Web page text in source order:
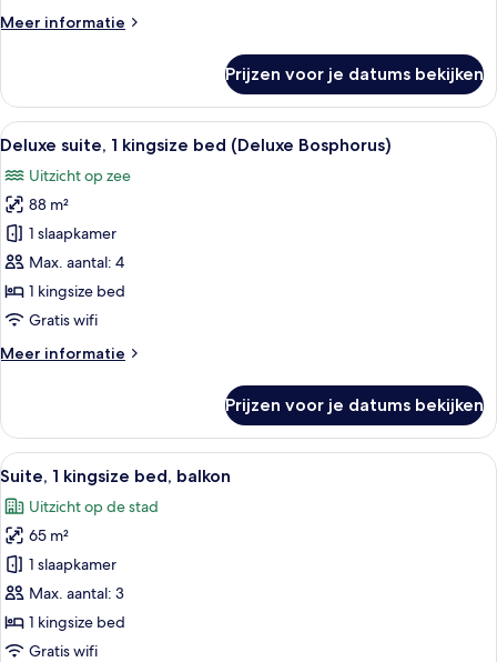
Meer informatie
Meer
kamer,
kingsize
Prijzen voor je datums bekijken
Alle
foto's
voor
Deluxe
suite,
1
kingsize
bed
Bosphorus)
Deluxe suite, 1 kingsize bed (Deluxe
12
Deluxe suite, 1 kingsize bed (Deluxe Bosphorus)
Uitzicht op zee
88 m²
1 slaapkamer
Max. aantal: 4
1 kingsize bed
Gratis wifi
Meer informatie
Meer
suite,
kingsize
(Deluxe
Bosphorus)
Prijzen voor je datums bekijken
Alle
foto's
voor
Suite,
kingsize
bed,
balkon
Suite, 1 kingsize bed, balkon |
11
Suite, 1 kingsize bed, balkon
Uitzicht op de stad
65 m²
1 slaapkamer
Max. aantal: 3
1 kingsize bed
Gratis wifi